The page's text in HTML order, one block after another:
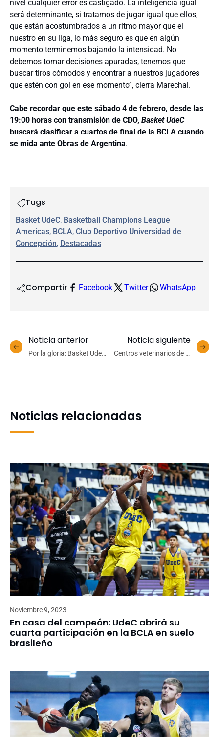
nivel cualquier error es castigado. La inteligencia igual
será determinante, si tratamos de jugar igual que ellos,
que están acostumbrados a un ritmo mayor que el
nuestro en su liga, lo más seguro es que en algún
momento terminemos bajando la intensidad. No
debemos tomar decisiones apuradas, tenemos que
buscar tiros cómodos y encontrar a nuestros jugadores
que estén con gol en ese momento”, cierra Marechal.
Cabe recordar que este sábado 4 de febrero, desde las
19:00 horas con transmisión de CDO, Basket UdeC
buscará clasificar a cuartos de final de la BCLA cuando
se mida ante Obras de Argentina.
Tags
Basket UdeC, Basketball Champions League
Americas, BCLA, Club Deportivo Universidad de
Concepción, Destacadas
Compartir Facebook Twitter WhatsApp
Noticia anterior
Por la gloria: Basket UdeC
Noticia siguiente
Centros veterinarios de la
Noticias relacionadas
Noviembre 9, 2023
En casa del campeón: UdeC abrirá su
cuarta participación en la BCLA en suelo
brasileño